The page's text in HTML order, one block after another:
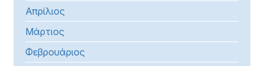
Απρίλιος
Μάρτιος
Φεβρουάριος